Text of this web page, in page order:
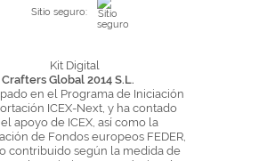
Compra
Sitio seguro:
Crafters Global 2014 S.L.
en el Programa de Iniciación
ICEX-Next, y ha contado
apoyo de ICEX, así como la
de Fondos europeos FEDER,
contribuido según la medida de